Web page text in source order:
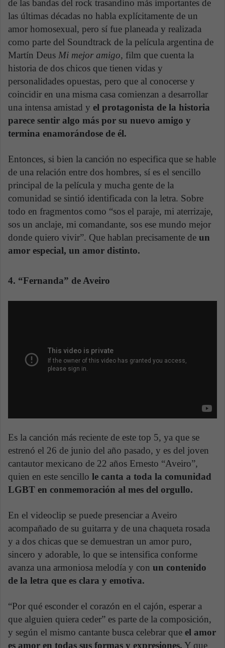
de las bandas del rock trasandino más importantes de
las últimas décadas no habla explícitamente de un
amor homosexual, pero sí fue planeada y realizada
como parte del Soundtrack de la película argentina de
Martín Deus Mi mejor amigo, film que cuenta la
historia de dos chicos que tienen vidas y
personalidades opuestas, pero que al conocerse y
coincidir en una misma casa comienzan a desarrollar
una intensa amistad y el protagonista de la historia
parece sentir algo más por su nuevo amigo y
termina enamorándose de él.
Entonces, si bien la canción no especifica que se hable
de una relación entre dos hombres, sí es el sencillo
principal de la película y mucha gente de la
comunidad se sintió identificada con la letra. Sobre
todo en fragmentos como “sos el paraje, mi aterrizaje,
sos un anclaje, mi comandante, sos ese mundo mejor
donde quiero vivir”. Que hablan precisamente de un
amor especial, un amor distinto.
4. “Fernanda” de Aveiro
Es la canción más reciente de este top 5, ya que se
estrenó el 26 de junio del año pasado, y es del joven
cantautor mexicano de 22 años Ernesto “Aveiro”,
quien en este sencillo le canta a toda la comunidad
LGBT en conmemoración al mes del orgullo.
En el videoclip se puede presenciar a Aveiro
acompañado de su guitarra y de una chaqueta rosada
y a dos chicas que se demuestran un amor puro,
sincero y adorable, lo que se intensifica conforme
avanza una armoniosa melodía y con un contenido
de la letra que es clara y emotiva.
“Por qué esconder el corazón en el cajón, esperar a
que alguien quiera ceder” es parte de la composición,
y según el mismo cantante busca celebrar que el amor
es amor en todas sus formas y expresiones. Y que